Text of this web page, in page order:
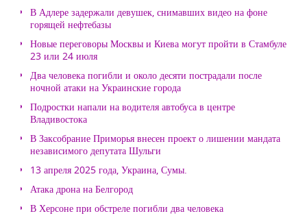
В Адлере задержали девушек, снимавших видео на фоне
горящей нефтебазы
Новые переговоры Москвы и Киева могут пройти в Стамбуле
23 или 24 июля
Два человека погибли и около десяти пострадали после
ночной атаки на Украинские города
Подростки напали на водителя автобуса в центре
Владивостока
В Заксобрание Приморья внесен проект о лишении мандата
независимого депутата Шульги
13 апреля 2025 года, Украина, Сумы.
Атака дрона на Белгород
В Херсоне при обстреле погибли два человека